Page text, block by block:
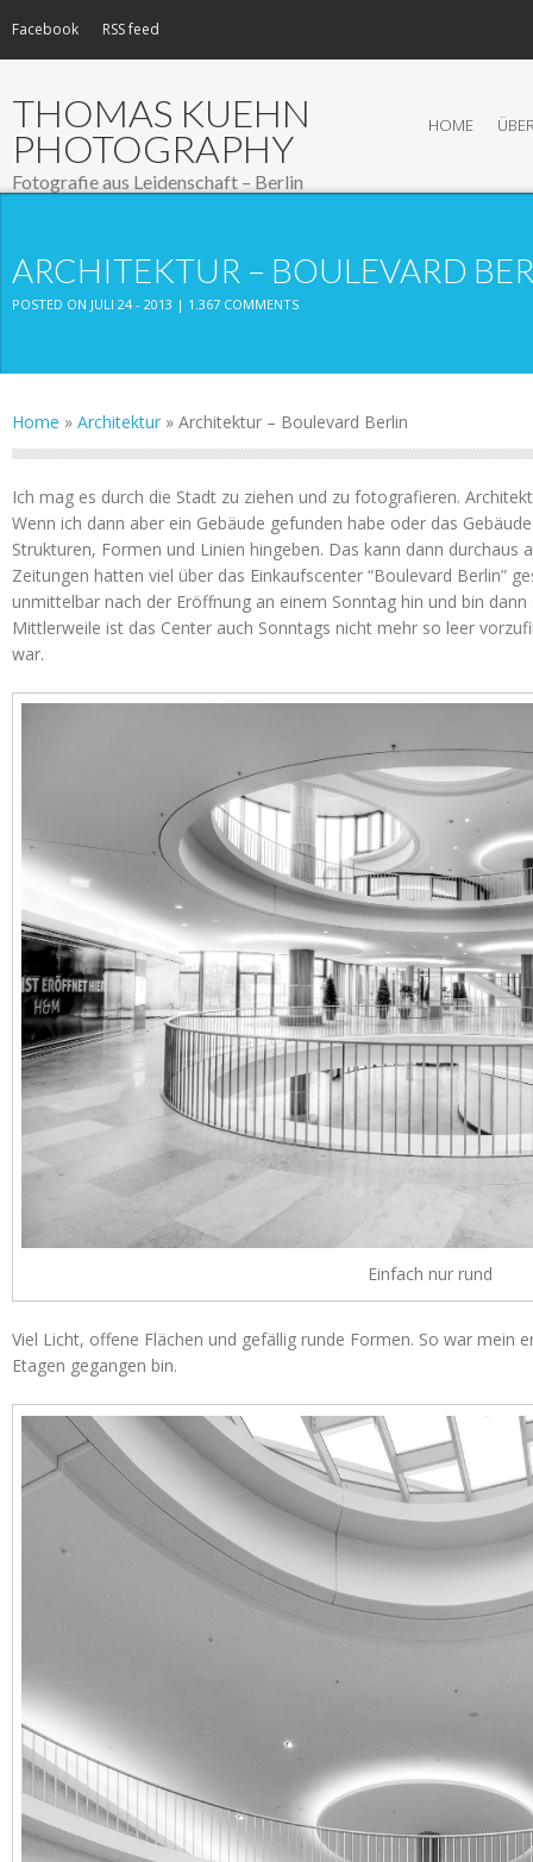
Facebook RSS feed
THOMAS KUEHN
PHOTOGRAPHY
Fotografie aus Leidenschaft – Berlin
HOME
ARCHITEKTUR – BOULEVARD
POSTED ON JULI 24 - 2013 | 1.367 COMMENTS
Home » Architektur » Architektur – Boulevard Berlin
Ich mag es durch die Stadt zu ziehen und zu fotografieren.
Wenn ich dann aber ein Gebäude gefunden habe oder das
Strukturen, Formen und Linien hingeben. Das kann dann durchaus
Zeitungen hatten viel über das Einkaufscenter “Boulevard Berlin”
unmittelbar nach der Eröffnung an einem Sonntag hin und bin
Mittlerweile ist das Center auch Sonntags nicht mehr so leer
war.
Einfach nur rund
Viel Licht, offene Flächen und gefällig runde Formen. So war mein
Etagen gegangen bin.